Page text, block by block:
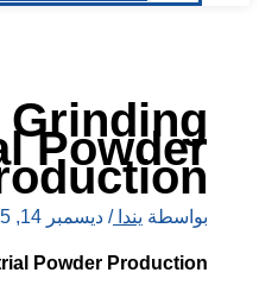
Grinding
Powder
بواسطة يندا/ ديسمبر 14, 2025
Powder Production